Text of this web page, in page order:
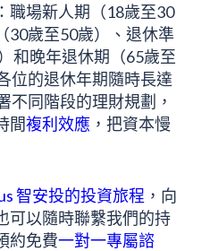
職場新人期（18歲至30
30歲至50歲）、退休準
和晚年退休期（65歲至
位的退休年期隨時長達
不同階段的理財規劃，
間複利效應 ，把資本慢
智安投的投資旅程 ，向
可以隨時聯繫我們的持
約免費一對一專屬諮